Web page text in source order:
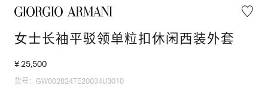
女士长袖平驳领单粒扣休闲西装外套
¥ 25,500
货号：GW002824TE20034U3010